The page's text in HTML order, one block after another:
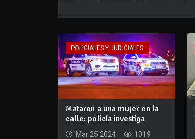
POLICIALES Y JUDICIALES
Mataron a una mujer en la
calle: policía investiga
conexión...
Mar 25 2024
1019